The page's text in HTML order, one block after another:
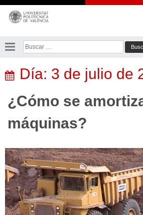
Saltar
contenido
Buscar:
Día: 3 de julio de
¿Cómo se
máquinas?